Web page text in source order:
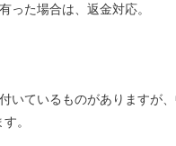
った場合は、返金対応。
いているものがありますが
。